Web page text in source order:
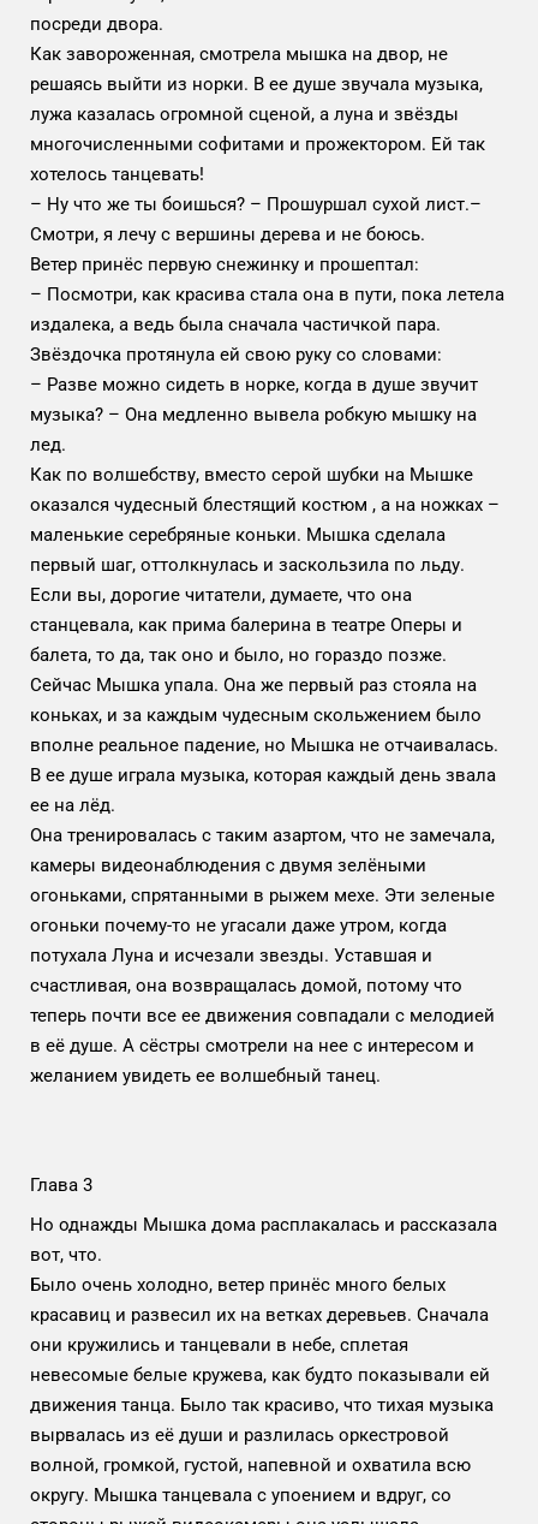
посреди двора.
Как завороженная, смотрела мышка на двор, не
решаясь выйти из норки. В ее душе звучала музыка,
лужа казалась огромной сценой, а луна и звёзды
многочисленными софитами и прожектором. Ей так
хотелось танцевать!
– Ну что же ты боишься? – Прошуршал сухой лист.–
Смотри, я лечу с вершины дерева и не боюсь.
Ветер принёс первую снежинку и прошептал:
– Посмотри, как красива стала она в пути, пока летела
издалека, а ведь была сначала частичкой пара.
Звёздочка протянула ей свою руку со словами:
– Разве можно сидеть в норке, когда в душе звучит
музыка? – Она медленно вывела робкую мышку на
лед.
Как по волшебству, вместо серой шубки на Мышке
оказался чудесный блестящий костюм , а на ножках –
маленькие серебряные коньки. Мышка сделала
первый шаг, оттолкнулась и заскользила по льду.
Если вы, дорогие читатели, думаете, что она
станцевала, как прима балерина в театре Оперы и
балета, то да, так оно и было, но гораздо позже.
Сейчас Мышка упала. Она же первый раз стояла на
коньках, и за каждым чудесным скольжением было
вполне реальное падение, но Мышка не отчаивалась.
В ее душе играла музыка, которая каждый день звала
ее на лёд.
Она тренировалась с таким азартом, что не замечала,
камеры видеонаблюдения с двумя зелёными
огоньками, спрятанными в рыжем мехе. Эти зеленые
огоньки почему-то не угасали даже утром, когда
потухала Луна и исчезали звезды. Уставшая и
счастливая, она возвращалась домой, потому что
теперь почти все ее движения совпадали с мелодией
в её душе. А сёстры смотрели на нее с интересом и
желанием увидеть ее волшебный танец.
Глава 3
Но однажды Мышка дома расплакалась и рассказала
вот, что.
Было очень холодно, ветер принёс много белых
красавиц и развесил их на ветках деревьев. Сначала
они кружились и танцевали в небе, сплетая
невесомые белые кружева, как будто показывали ей
движения танца. Было так красиво, что тихая музыка
вырвалась из её души и разлилась оркестровой
волной, громкой, густой, напевной и охватила всю
округу. Мышка танцевала с упоением и вдруг, со